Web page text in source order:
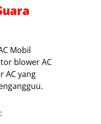
Mobil
blower AC
AC yang